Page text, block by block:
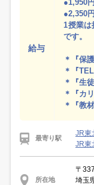
給与
●1,950
●2,350
1授業は
です。
＊『保
＊『
＊『生
＊『カ
＊『教
最寄り駅
JR東
JR東
所在地
〒
埼玉